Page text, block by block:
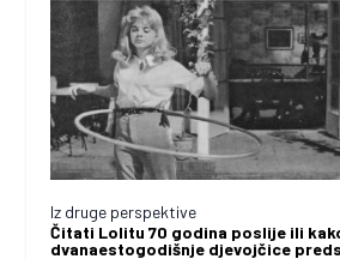
Iz druge perspektive
Čitati Lolitu 70 godina poslije ili
dvanaestogodišnje djevojčice